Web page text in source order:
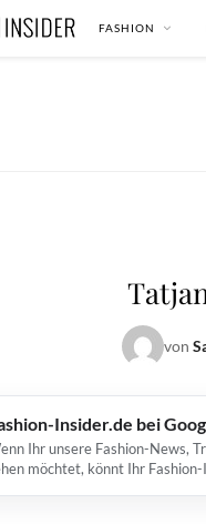
FASHION
von
Insider.de bei
Ihr unsere Fashion-News,
möchtet, könnt Ihr